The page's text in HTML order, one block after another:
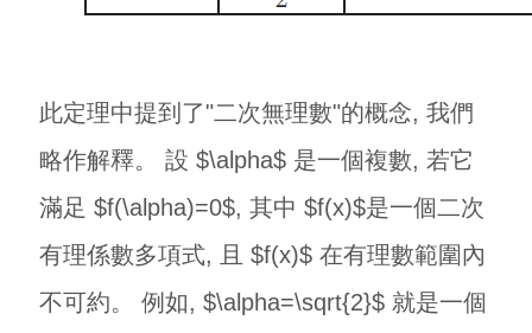
此定理中提到了"二次無理數"的概念, 我們
略作解釋。 設 $\alpha$ 是一個複數, 若它
滿足 $f(\alpha)=0$, 其中 $f(x)$是一個二次
有理係數多項式, 且 $f(x)$ 在有理數範圍內
不可約。 例如, $\alpha=\sqrt{2}$ 就是一個